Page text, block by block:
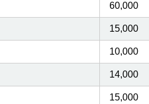
60,000
15,000
10,000
14,000
15,000